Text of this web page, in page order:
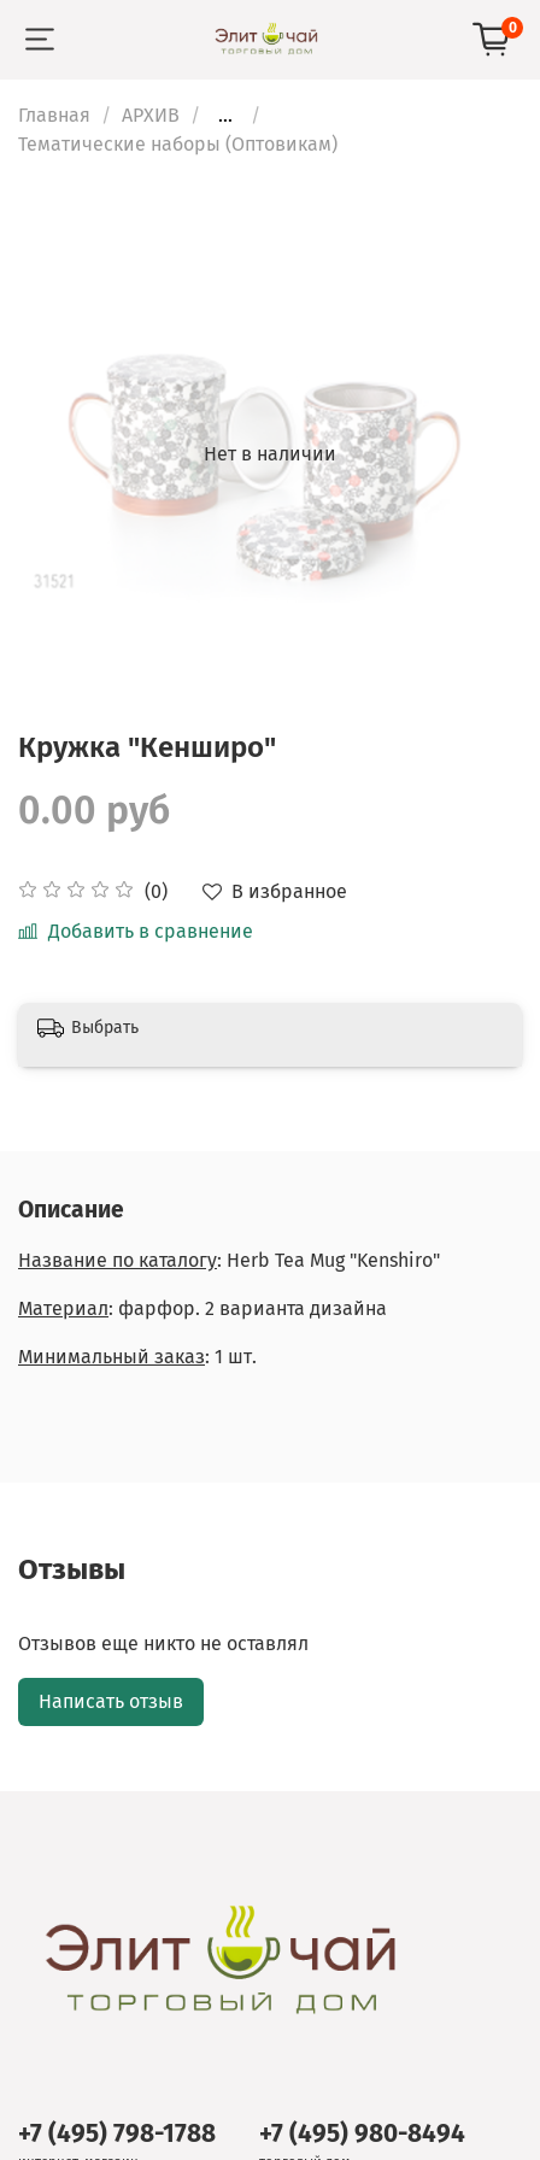
0
Главная АРХИВ
...
Тематические наборы (Оптовикам)
Нет в наличии
Кружка "Кенширо"
(0)
В избранное
Добавить в сравнение
0.00 руб
Выбрать
Описание
Название по каталогу: Herb Tea Mug "Kenshiro"
Материал: фарфор. 2 варианта дизайна
Минимальный заказ: 1 шт.
Отзывы
Отзывов еще никто не оставлял
Написать отзыв
+7 (495) 798-1788 +7 (495) 980-8494